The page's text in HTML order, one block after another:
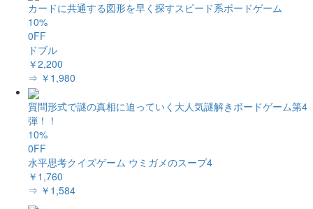
カードに共通する図形を早く探すスピード系ボードゲーム
10%
0FF
ドブル
￥2,200
⇒ ￥1,980
質問形式で謎の真相に迫っていく大人気謎解きボードゲーム第4
弾！！
10%
0FF
水平思考クイズゲーム ウミガメのスープ4
￥1,760
⇒ ￥1,584